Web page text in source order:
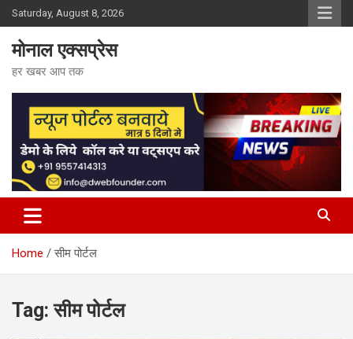
Skip
to
content
Saturday, August 8, 2026
मोनाल एक्सप्रेस
हर खबर आप तक
Home सीम पोर्टल
Tag:सीम पोर्टल